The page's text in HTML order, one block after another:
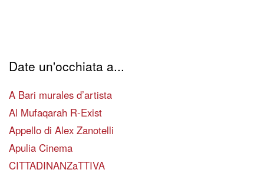
Date un'occhiata a...
A Bari murales d’artista
Al Mufaqarah R-Exist
Appello di Alex Zanotelli
Apulia Cinema
CITTADINANZaTTIVA